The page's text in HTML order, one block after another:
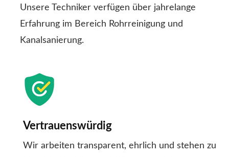
Unsere Techniker verfügen über jahrelange
Erfahrung im Bereich Rohrreinigung und
Kanalsanierung.
Vertrauenswürdig
Wir arbeiten transparent, ehrlich und stehen zu